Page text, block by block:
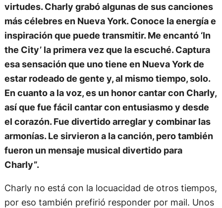
virtudes. Charly grabó algunas de sus canciones
más célebres en Nueva York. Conoce la energía e
inspiración que puede transmitir. Me encantó ‘In
the City’ la primera vez que la escuché. Captura
esa sensación que uno tiene en Nueva York de
estar rodeado de gente y, al mismo tiempo, solo.
En cuanto a la voz, es un honor cantar con Charly,
así que fue fácil cantar con entusiasmo y desde
el corazón. Fue divertido arreglar y combinar las
armonías. Le sirvieron a la canción, pero también
fueron un mensaje musical divertido para
Charly”.
Charly no está con la locuacidad de otros tiempos,
por eso también prefirió responder por mail. Unos